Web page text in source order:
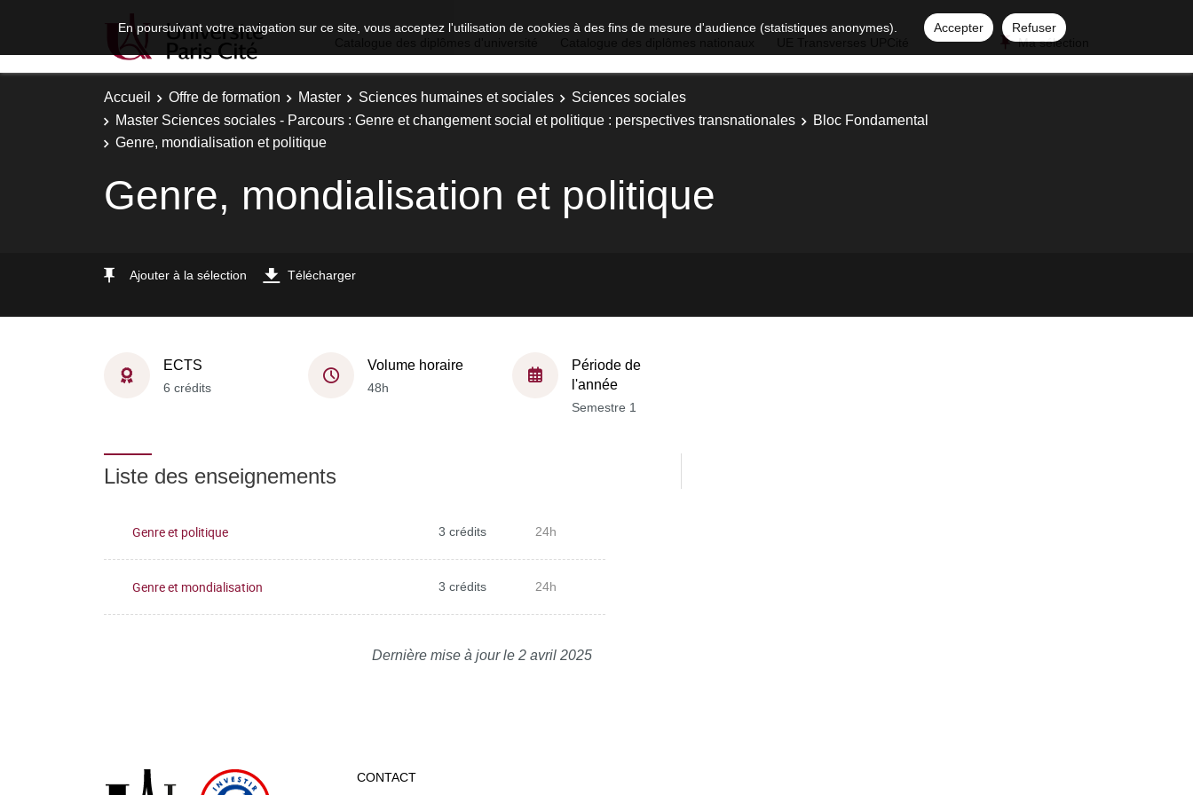
En poursuivant votre navigation sur ce site, vous acceptez l'utilisation de cookies à des fins de mesure d'audience (statistiques anonymes). Accepter
Refuser
Ma sélection
Accueil Offre de formation Master Sciences humaines et sociales
Sciences sociales
Master Sciences sociales - Parcours : Genre et changement social et politique : perspectives transnationales
Bloc Fondamental
Genre, mondialisation et politique
Genre, mondialisation et politique
Ajouter à la sélection Télécharger
ECTS
6 crédits
Volume horaire
48h
Période de
l'année
Semestre 1
Liste des enseignements
Genre et politique 3 crédits 24h
Genre et mondialisation 3 crédits 24h
Dernière mise à jour le 2 avril 2025
CONTACT